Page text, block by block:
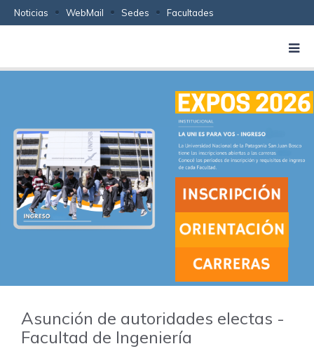
Noticias WebMail Sedes Facultades
Asunción de autoridades electas -
Facultad de Ingeniería